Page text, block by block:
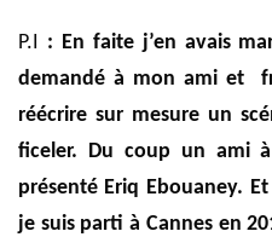
P.I : En faite j’en avais
demandé à mon ami et
réécrire sur mesure un
ficeler.
Du coup un ami à
présenté Eriq Ebouaney.
je suis parti à Cannes en